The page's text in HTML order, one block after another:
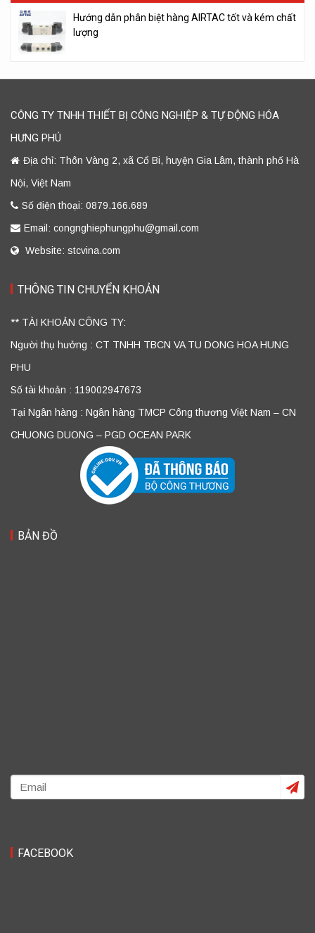
Hướng dẫn phân biệt hàng AIRTAC tốt và kém chất
lượng
CÔNG TY TNHH THIẾT BỊ CÔNG NGHIỆP & TỰ ĐỘNG HÓA
HƯNG PHÚ
Địa chỉ: Thôn Vàng 2, xã Cổ Bi, huyện Gia Lâm, thành phố Hà
Nội, Việt Nam
Số điện thoại: 0879.166.689
Email: congnghiephungphu@gmail.com
Website: stcvina.com
THÔNG TIN CHUYỂN KHOẢN
** TÀI KHOẢN CÔNG TY:
Người thụ hưởng : CT TNHH TBCN VA TU DONG HOA HUNG
PHU
Số tài khoản : 119002947673
Tại Ngân hàng : Ngân hàng TMCP Công thương Việt Nam – CN
CHUONG DUONG – PGD OCEAN PARK
BẢN ĐỒ
FACEBOOK